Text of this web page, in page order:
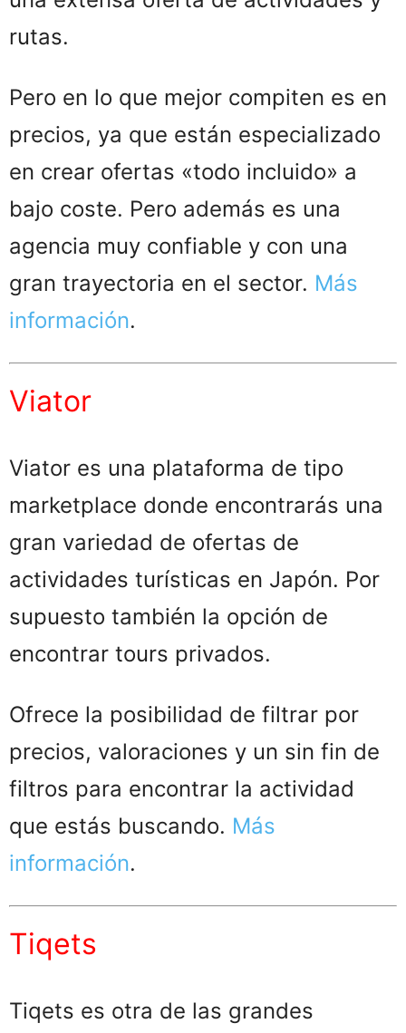
rutas.
Pero en lo que mejor compiten es en
precios, ya que están especializado
en crear ofertas «todo incluido» a
bajo coste. Pero además es una
agencia muy confiable y con una
gran trayectoria en el sector. Más
información.
Viator
Viator es una plataforma de tipo
marketplace donde encontrarás una
gran variedad de ofertas de
actividades turísticas en Japón. Por
supuesto también la opción de
encontrar tours privados.
Ofrece la posibilidad de filtrar por
precios, valoraciones y un sin fin de
filtros para encontrar la actividad
que estás buscando. Más
información.
Tiqets
Tiqets es otra de las grandes